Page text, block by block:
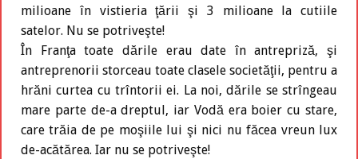
milioane în vistieria ţării şi 3 milioane la cutiile
satelor. Nu se potriveşte!
În Franţa toate dările erau date în antrepriză, şi
antreprenorii storceau toate clasele societăţii, pentru a
hrăni curtea cu trîntorii ei. La noi, dările se strîngeau
mare parte de-a dreptul, iar Vodă era boier cu stare,
care trăia de pe moşiile lui şi nici nu făcea vreun lux
de-acătărea. Iar nu se potriveşte!